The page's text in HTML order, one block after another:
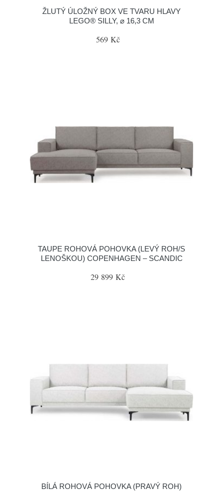
ŽLUTÝ ÚLOŽNÝ BOX VE TVARU HLAVY
LEGO® SILLY, ⌀ 16,3 CM
569 Kč
TAUPE ROHOVÁ POHOVKA (LEVÝ ROH/S
LENOŠKOU) COPENHAGEN – SCANDIC
29 899 Kč
BÍLÁ ROHOVÁ POHOVKA (PRAVÝ ROH)